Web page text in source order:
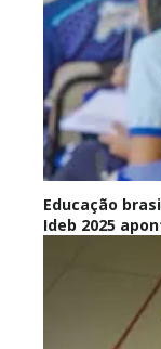
Educação
Ideb 2025